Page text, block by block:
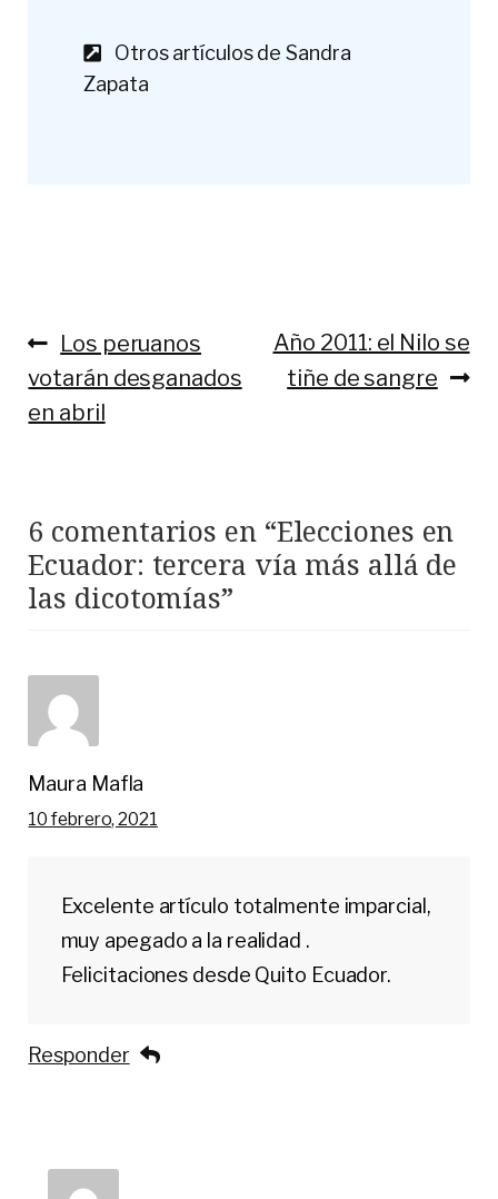
Otros artículos de Sandra
Zapata
Navegación
de
entradas
Anterior:
Los peruanos
votarán desganados
en abril
Siguiente:
Año 2011: el Nilo se
tiñe de sangre
6 comentarios en “Elecciones en
Ecuador: tercera vía más allá de
las dicotomías”
Maura Mafla
10 febrero, 2021
Excelente artículo totalmente imparcial,
muy apegado a la realidad .
Felicitaciones desde Quito Ecuador.
Responder